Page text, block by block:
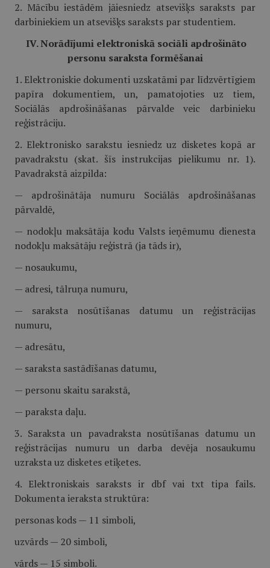
2. Mācību iestādēm jāiesniedz atsevišķs saraksts par
darbiniekiem un atsevišķs saraksts par studentiem.
IV. Norādījumi elektroniskā sociāli apdrošināto
personu saraksta formēšanai
1. Elektroniskie dokumenti uzskatāmi par līdzvērtīgiem
papīra dokumentiem, un, pamatojoties uz tiem,
Sociālās apdrošināšanas pārvalde veic darbinieku
reģistrāciju.
2. Elektronisko sarakstu iesniedz uz disketes kopā ar
pavadrakstu (skat. šīs instrukcijas pielikumu nr. 1).
Pavadrakstā aizpilda:
— apdrošinātāja numuru Sociālās apdrošināšanas
pārvaldē,
— nodokļu maksātāja kodu Valsts ieņēmumu dienesta
nodokļu maksātāju reģistrā (ja tāds ir),
— nosaukumu,
— adresi, tālruņa numuru,
— saraksta nosūtīšanas datumu un reģistrācijas
numuru,
— adresātu,
— saraksta sastādīšanas datumu,
— personu skaitu sarakstā,
— paraksta daļu.
3. Saraksta un pavadraksta nosūtīšanas datumu un
reģistrācijas numuru un darba devēja nosaukumu
uzraksta uz disketes etiķetes.
4. Elektroniskais saraksts ir dbf vai txt tipa fails.
Dokumenta ieraksta struktūra:
personas kods — 11 simboli,
uzvārds — 20 simboli,
vārds — 15 simboli.